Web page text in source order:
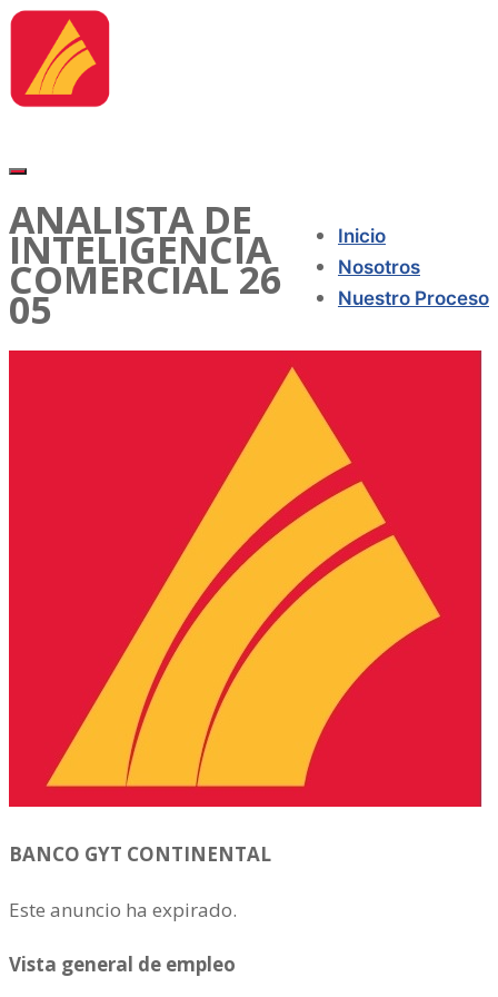
Inicio
Nosotros
Nuestro Proceso
ANALISTA DE
INTELIGENCIA
COMERCIAL 26
05
BANCO GYT CONTINENTAL
Este anuncio ha expirado.
Vista general de empleo